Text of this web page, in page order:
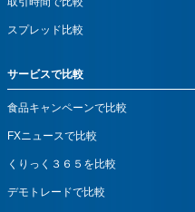
スプレッド比較
サービスで比較
食品キャンペーンで比較
FXニュースで比較
くりっく３６５を比較
デモトレードで比較